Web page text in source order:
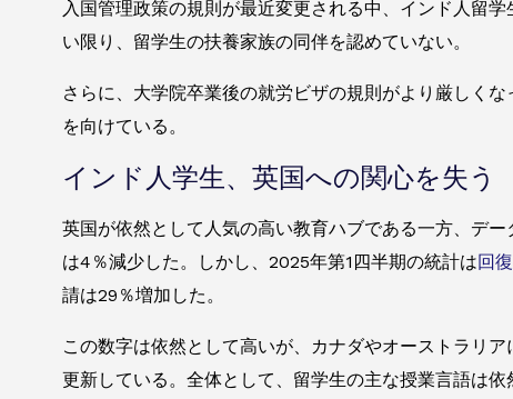
入国管理政策の規則が最近変更される中、インド人留
い限り、留学生の扶養家族の同伴を認めていない。
さらに、大学院卒業後の就労ビザの規則がより厳しく
を向けている。
インド人学生、英国への関心を失う
英国が依然として人気の高い教育ハブである一方、デー
は4％減少した。しかし、2025年第1四半期の統計は回
請は29％増加した。
この数字は依然として高いが、カナダやオーストラリ
更新している。全体として、留学生の主な授業言語は依